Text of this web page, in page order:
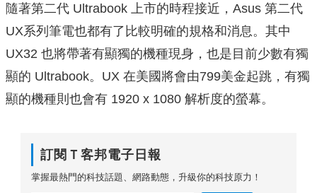
隨著第二代 Ultrabook 上市的時程接近，Asus 第二代
UX系列筆電也都有了比較明確的規格和消息。其中
UX32 也將帶著有顯獨的機種現身，也是目前少數有獨
顯的 Ultrabook。UX 在美國將會由799美金起跳，有獨
顯的機種則也會有 1920 x 1080 解析度的螢幕。
訂閱Ｔ客邦電子日報
掌握最熱門的科技話題、網路動態，升級你的科技原力！